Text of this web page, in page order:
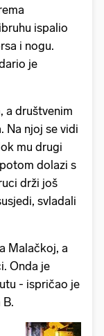
ispalio
i nogu.
je
a društvenim
Na njoj se vidi
mu drugi
dolazi s
drži još
svladali
Malačkoj, a
Onda je
- ispričao je